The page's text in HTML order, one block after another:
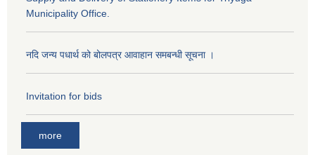
Municipality Office.
नदि जन्य पधार्थ को बोलपत्र आवाहान समबन्धी सूचना ।
Invitation for bids
more